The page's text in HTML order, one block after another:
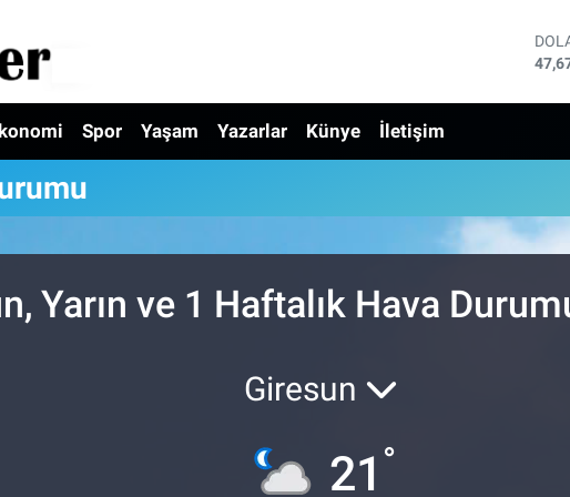
Spor Yaşam Yazarlar Künye İletişim
Yarın ve 1 Haftalık Hava
Giresun
21 °